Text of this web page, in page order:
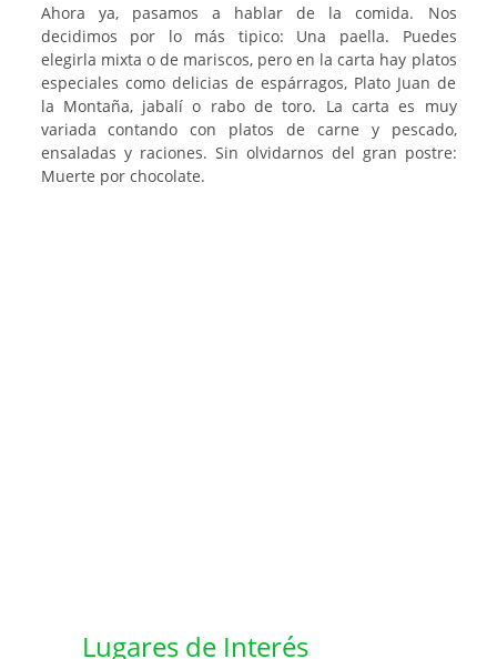
Ahora ya, pasamos a hablar de la comida. Nos
decidimos por lo más tipico: Una paella. Puedes
elegirla mixta o de mariscos, pero en la carta hay platos
especiales como delicias de espárragos, Plato Juan de
la Montaña, jabalí o rabo de toro. La carta es muy
variada contando con platos de carne y pescado,
ensaladas y raciones. Sin olvidarnos del gran postre:
Muerte por chocolate.
Lugares de Interés